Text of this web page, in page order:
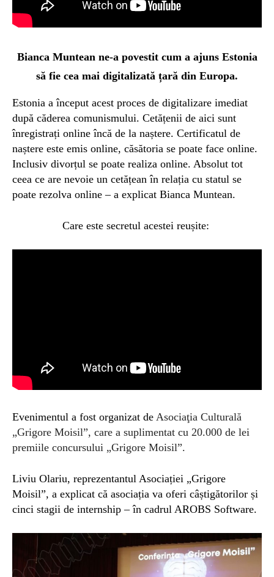
Bianca Muntean ne-a povestit cum a ajuns Estonia
să fie cea mai digitalizată țară din Europa.
Estonia a început acest proces de digitalizare imediat
după căderea comunismului. Cetățenii de aici sunt
înregistrați online încă de la naștere. Certificatul de
naștere este emis online, căsătoria se poate face online.
Inclusiv divorțul se poate realiza online. Absolut tot
ceea ce are nevoie un cetățean în relația cu statul se
poate rezolva online – a explicat Bianca Muntean.
Care este secretul acestei reușite:
Evenimentul a fost organizat de Asociaţia Culturală
„Grigore Moisil”, care a suplimentat cu 20.000 de lei
premiile concursului „Grigore Moisil”.
Liviu Olariu, reprezentantul Asociației „Grigore
Moisil”, a explicat că asociația va oferi câștigătorilor și
cinci stagii de internship – în cadrul AROBS Software.